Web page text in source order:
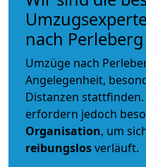
nach Perleberg
Umzüge nach
Angelegenheit,
Distanzen
erfordern jedoch
Organisation, um
reibungslosverläuft.